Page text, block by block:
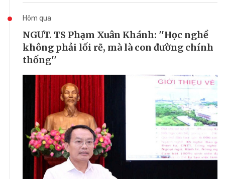
Hôm qua
NGƯT. TS Phạm Xuân Khánh: ''Học nghề
không phải lối rẽ, mà là con đường chính
thống''